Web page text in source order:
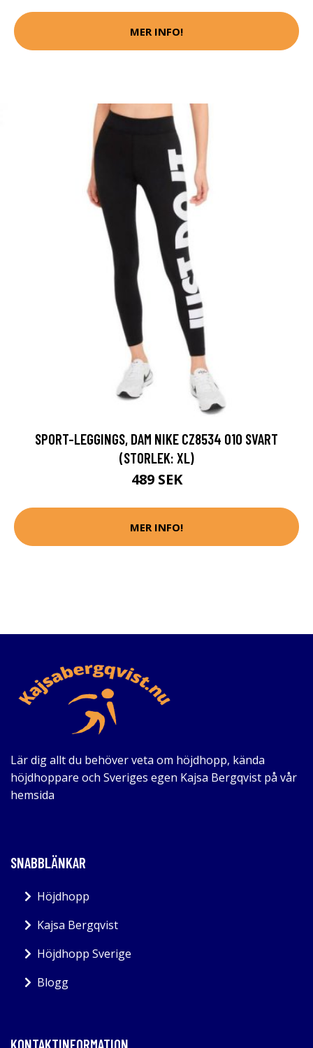
MER INFO!
SPORT-LEGGINGS, DAM NIKE CZ8534 010 SVART
(STORLEK: XL)
489 SEK
MER INFO!
Lär dig allt du behöver veta om höjdhopp, kända
höjdhoppare och Sveriges egen Kajsa Bergqvist på vår
hemsida
SNABBLÄNKAR
Höjdhopp
Kajsa Bergqvist
Höjdhopp Sverige
Blogg
KONTAKTINFORMATION